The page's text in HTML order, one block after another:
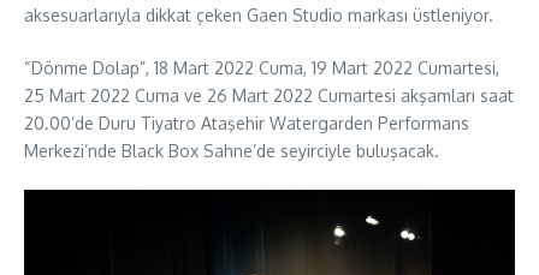
aksesuarlarıyla dikkat çeken Gaen Studio markası üstleniyor.
“Dönme Dolap”, 18 Mart 2022 Cuma, 19 Mart 2022 Cumartesi,
25 Mart 2022 Cuma ve 26 Mart 2022 Cumartesi akşamları saat
20.00’de Duru Tiyatro Ataşehir Watergarden Performans
Merkezi’nde Black Box Sahne’de seyirciyle buluşacak.